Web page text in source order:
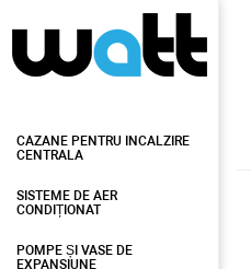
CAZANE PENTRU INCALZIRE
CENTRALA
SISTEME DE AER
CONDIȚIONAT
POMPE ȘI VASE DE
EXPANSIUNE